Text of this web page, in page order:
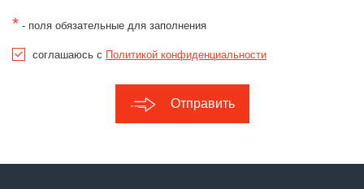
* - поля обязательные для заполнения
соглашаюсь с Политикой конфиденциальности
Отправить